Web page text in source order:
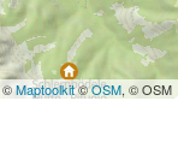
©Maptoolkit©OSM, © OSM